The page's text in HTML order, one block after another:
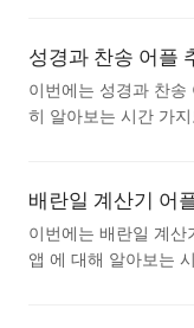
에서 노래찾기어플로
기 어플에 대해 자세
요. 1. Shazam: 음악
기"로 검색했을때 1번
래는 Shazam: 음악과
자세한 설명이니 참고
성경과 찬송 어플
이번에는 성경과 찬송
히 알아보는 시간 가
어에서 성경과 찬송어
플에 대해 자세히 알
요. 1. 성경과 찬송,
배란일 계산기 어
이번에는 배란일 계산
앱 에 대해 알아보는